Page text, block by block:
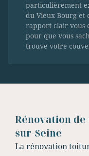
particulièrement
du Vieux Bourg et
rapport clair vous
pour que vous
trouve votre
Rénovation
sur-Seine
La rénovation